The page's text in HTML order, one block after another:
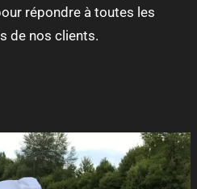
répondre à toutes les
de nos clients.